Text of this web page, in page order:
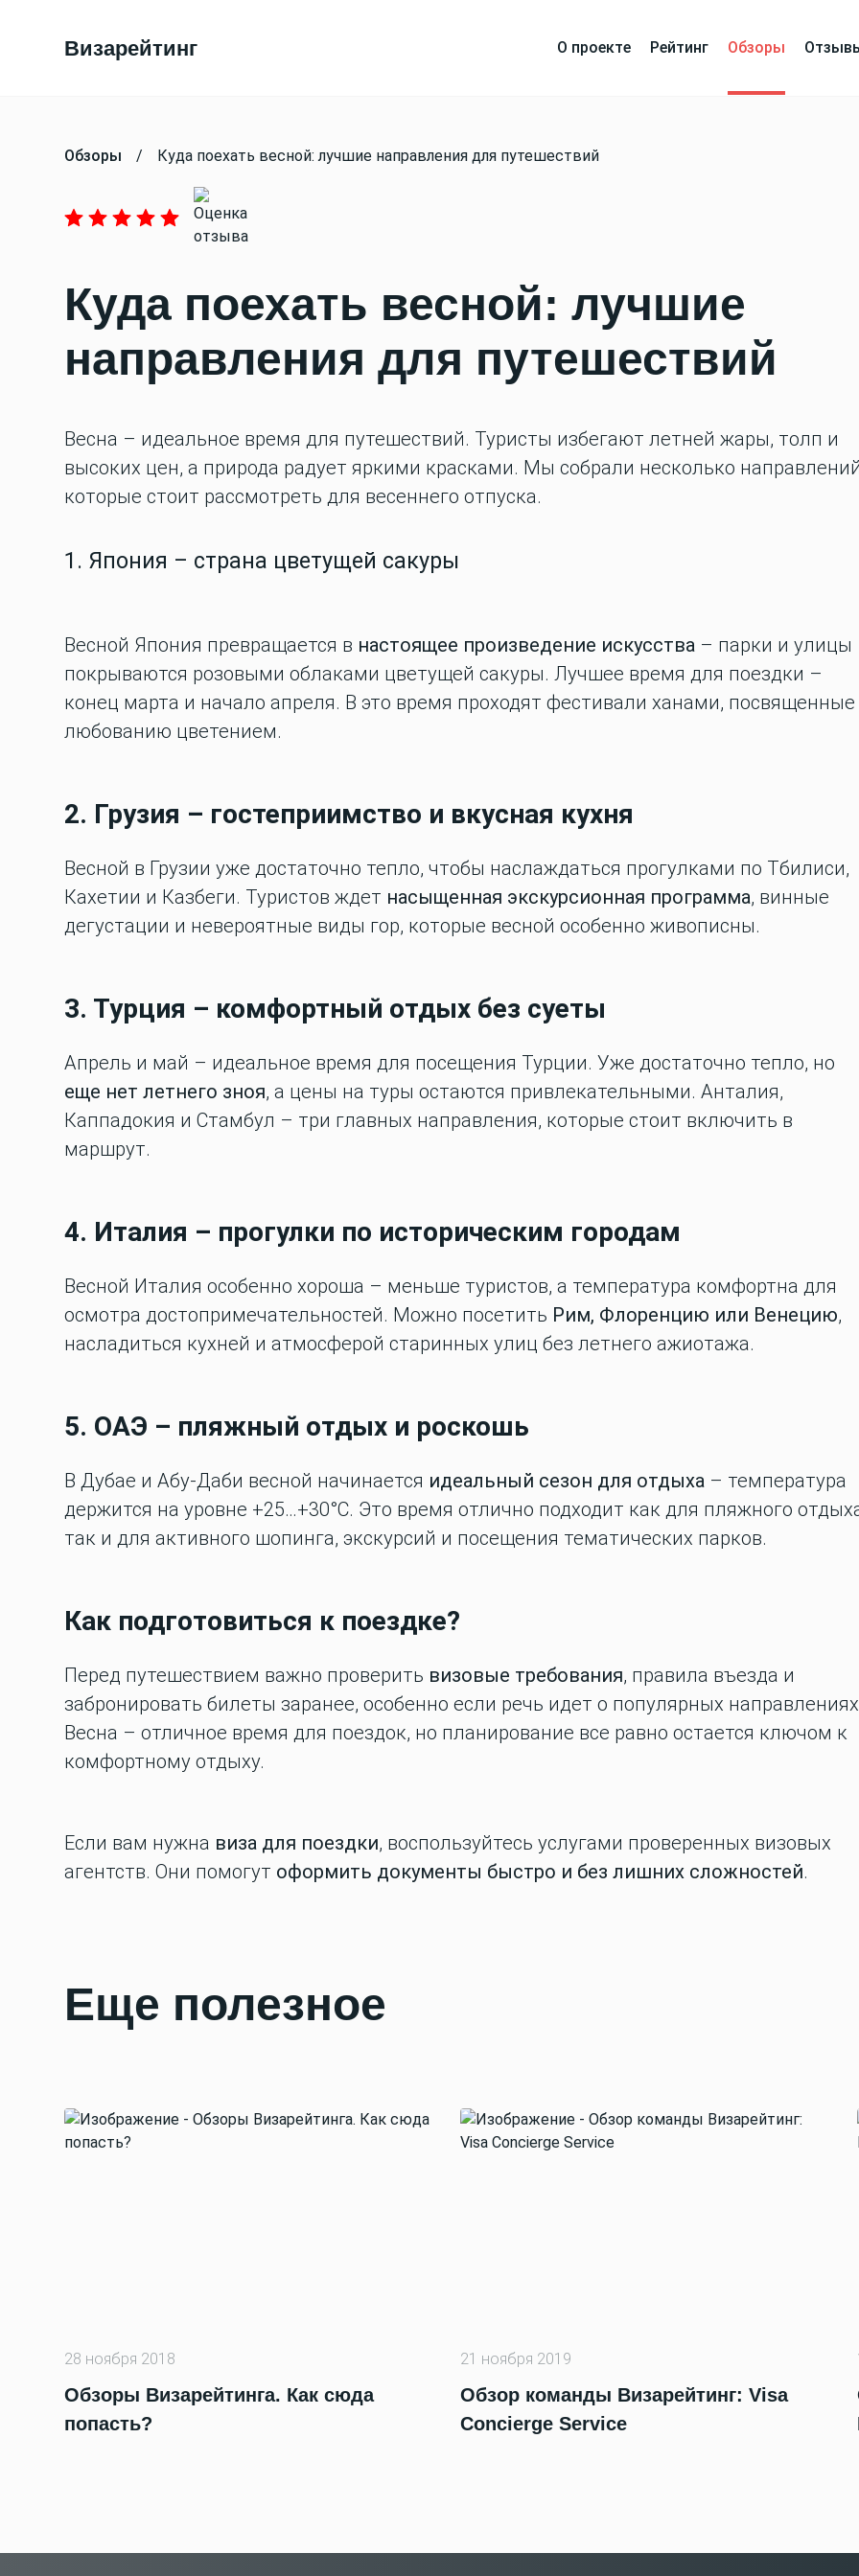
Визарейтинг О проекте Рейтинг Обзоры
Обзоры / Куда поехать весной: лучшие направления для путешествий
Куда поехать весной: лучшие
направления для путешествий
Весна – идеальное время для путешествий. Туристы избегают летней жары, толп и
высоких цен, а природа радует яркими красками. Мы собрали несколько
которые стоит рассмотреть для весеннего отпуска.
1. Япония – страна цветущей сакуры
Весной Япония превращается в настоящее произведение искусства – парки и улицы
покрываются розовыми облаками цветущей сакуры. Лучшее время для поездки –
конец марта и начало апреля. В это время проходят фестивали ханами, посвященные
любованию цветением.
2. Грузия – гостеприимство и вкусная кухня
Весной в Грузии уже достаточно тепло, чтобы наслаждаться прогулками по Тбилиси,
Кахетии и Казбеги. Туристов ждет насыщенная экскурсионная программа, винные
дегустации и невероятные виды гор, которые весной особенно живописны.
3. Турция – комфортный отдых без суеты
Апрель и май – идеальное время для посещения Турции. Уже достаточно тепло, но
еще нет летнего зноя, а цены на туры остаются привлекательными. Анталия,
Каппадокия и Стамбул – три главных направления, которые стоит включить в
маршрут.
4. Италия – прогулки по историческим городам
Весной Италия особенно хороша – меньше туристов, а температура комфортна для
осмотра достопримечательностей. Можно посетить Рим, Флоренцию или Венецию,
насладиться кухней и атмосферой старинных улиц без летнего ажиотажа.
5. ОАЭ – пляжный отдых и роскошь
В Дубае и Абу-Даби весной начинается идеальный сезон для отдыха – температура
держится на уровне +25…+30°C. Это время отлично подходит как для пляжного
так и для активного шопинга, экскурсий и посещения тематических парков.
Как подготовиться к поездке?
Перед путешествием важно проверить визовые требования, правила въезда и
забронировать билеты заранее, особенно если речь идет о популярных
Весна – отличное время для поездок, но планирование все равно остается ключом к
комфортному отдыху.
Если вам нужна виза для поездки, воспользуйтесь услугами проверенных визовых
агентств. Они помогут оформить документы быстро и без лишних сложностей.
Еще полезное
28 ноября 2018
Обзоры Визарейтинга. Как сюда
попасть?
21 ноября 2019
Обзор команды Визарейтинг: Visa
Concierge Service